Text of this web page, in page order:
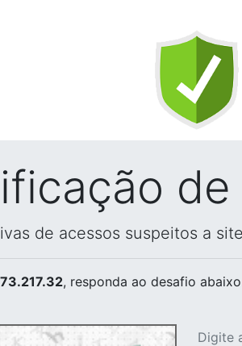
de acessos suspeitos a
, responda ao desafio
Digite